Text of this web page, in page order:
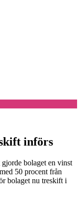
införs
bolaget en vinst
50 procent från
bolaget nu treskift i